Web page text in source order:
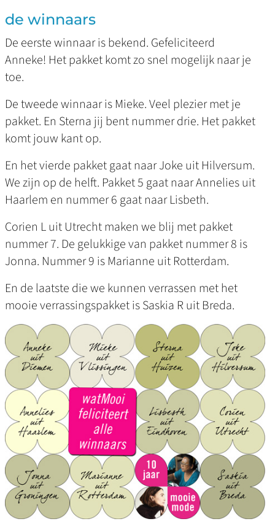
de winnaars
De eerste winnaar is bekend. Gefeliciteerd
Anneke! Het pakket komt zo snel mogelijk naar je
toe.
De tweede winnaar is Mieke. Veel plezier met je
pakket. En Sterna jij bent nummer drie. Het pakket
komt jouw kant op.
En het vierde pakket gaat naar Joke uit Hilversum.
We zijn op de helft. Pakket 5 gaat naar Annelies uit
Haarlem en nummer 6 gaat naar Lisbeth.
Corien L uit Utrecht maken we blij met pakket
nummer 7. De gelukkige van pakket nummer 8 is
Jonna. Nummer 9 is Marianne uit Rotterdam.
En de laatste die we kunnen verrassen met het
mooie verrassingspakket is Saskia R uit Breda.